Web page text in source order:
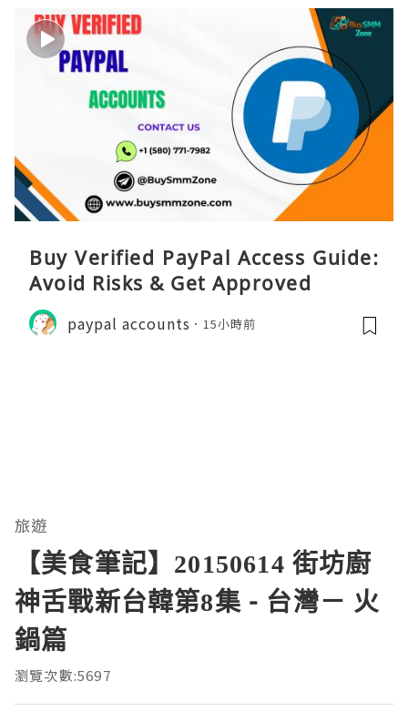
Buy Verified PayPal Access Guide:
Avoid Risks & Get Approved
paypal accounts 15小時前
旅遊
【美食筆記】20150614 街坊廚
神舌戰新台韓第8集 - 台灣－ 火
鍋篇
瀏覽次數:5697